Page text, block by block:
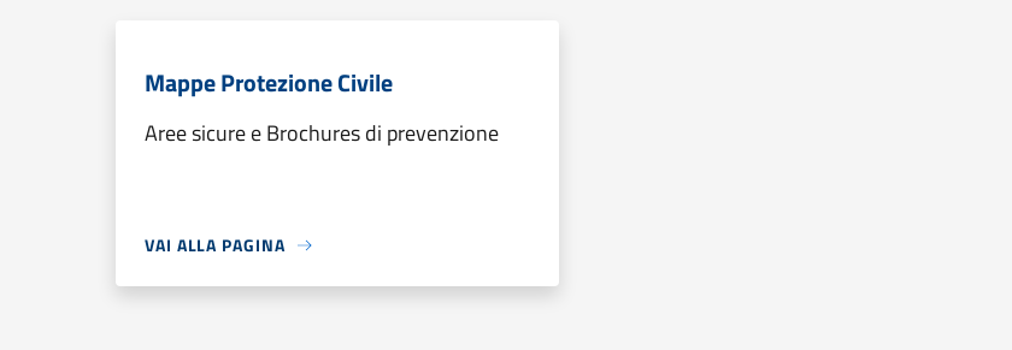
Mappe Protezione Civile
Aree sicure e Brochures di prevenzione
VAI ALLA PAGINA